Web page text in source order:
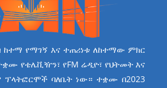
ከተማ የማገኝ እና ተጠሪነቱ ለከተማው ምክር
የቴሌቪዥን፣ የFM ሬዲዮ፣ የህትመት እና
ባለቤት ነው። ተቋሙ በ2023